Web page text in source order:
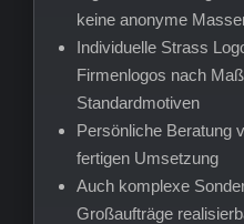
keine anonyme
Individuelle Strass
Firmenlogos nach
Standardmotiven
Persönliche Beratung
fertigen Umsetzung
Auch komplexe
Großaufträge